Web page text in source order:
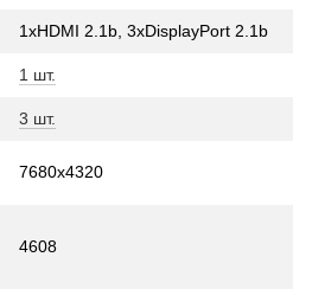
1xHDMI 2.1b, 3хDisplayPort 2.1b
1 шт.
3 шт.
7680x4320
4608